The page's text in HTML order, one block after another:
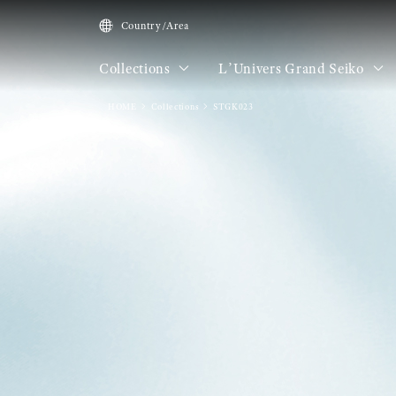
Country/Area
Collections L’Univers Grand Seiko
Collections STGK023